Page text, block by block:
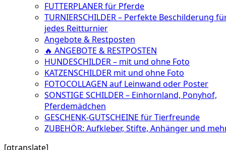
FUTTERPLANER für Pferde
TURNIERSCHILDER – Perfekte Beschilderung
jedes Reitturnier
Angebote & Restposten
🔥 ANGEBOTE & RESTPOSTEN
HUNDESCHILDER – mit und ohne Foto
KATZENSCHILDER mit und ohne Foto
FOTOCOLLAGEN auf Leinwand oder Poster
SONSTIGE SCHILDER – Einhornland, Ponyhof,
Pferdemädchen
GESCHENK-GUTSCHEINE für Tierfreunde
ZUBEHÖR: Aufkleber, Stifte, Anhänger und
[gtranslate]